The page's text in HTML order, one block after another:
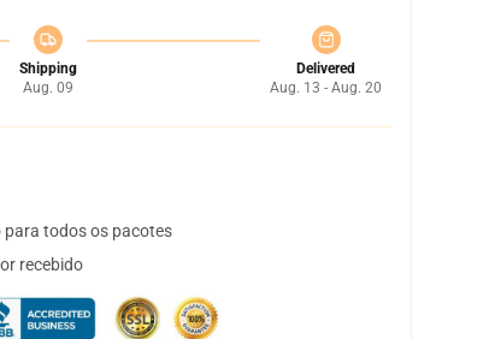
Shipping
Aug. 09
Delivered
Aug. 13 - Aug. 20
todos os pacotes
recebido